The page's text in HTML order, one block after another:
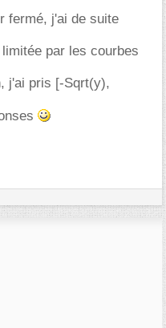
fermé, j'ai de suite
par les courbes
j'ai pris [-Sqrt(y),